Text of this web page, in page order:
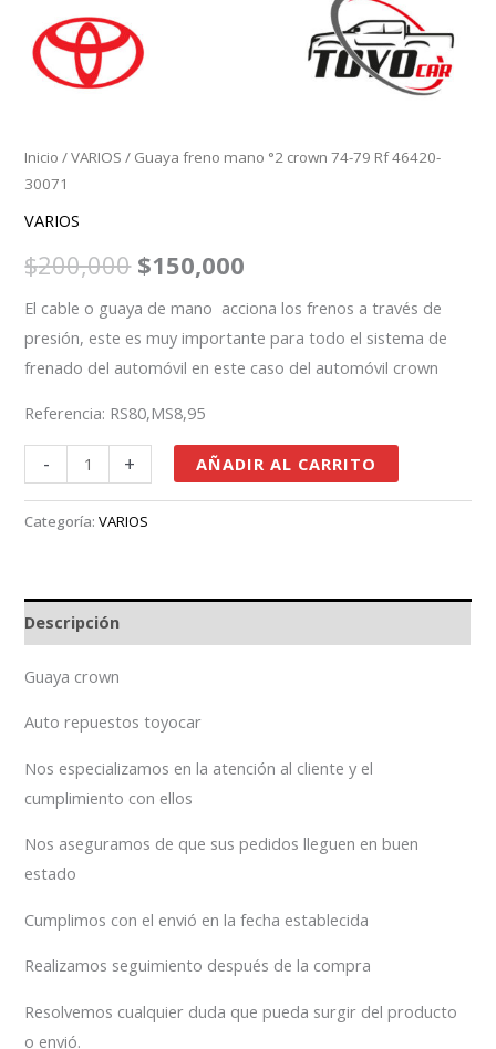
Inicio /VARIOS / Guaya freno mano °2 crown 74-79 Rf 46420-
30071
VARIOS
$200,000 $150,000
El cable o guaya de mano acciona los frenos a través de
presión, este es muy importante para todo el sistema de
frenado del automóvil en este caso del automóvil crown
Referencia: RS80,MS8,95
- + AÑADIR AL CARRITO
Categoría:VARIOS
Descripción
Guaya crown
Auto repuestos toyocar
Nos especializamos en la atención al cliente y el
cumplimiento con ellos
Nos aseguramos de que sus pedidos lleguen en buen
estado
Cumplimos con el envió en la fecha establecida
Realizamos seguimiento después de la compra
Resolvemos cualquier duda que pueda surgir del producto
o envió.